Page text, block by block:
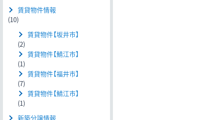
賃貸物件情報
(10)
賃貸物件【坂井市】
(2)
賃貸物件【鯖江市】
(1)
賃貸物件【福井市】
(7)
賃貸物件【鯖江市】
(1)
新築分譲情報